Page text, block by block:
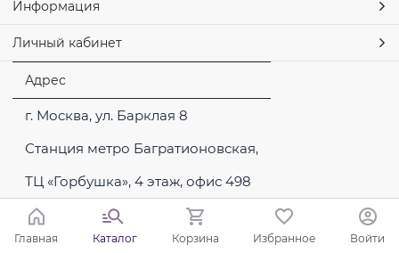
Информация
Личный кабинет
Адрес
г. Москва, ул. Барклая 8
Станция метро Багратионовская,
ТЦ «Горбушка», 4 этаж, офис 498
Главная Каталог Корзина Избранное Войти